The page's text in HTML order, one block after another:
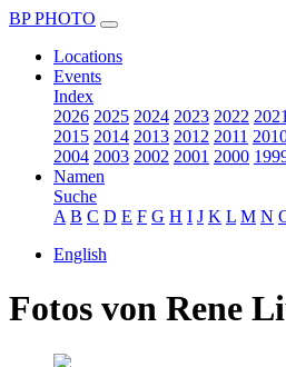
BP PHOTO
Locations
Events
Index
2026 2025 2024 2023 2022 2021
2015 2014 2013 2012 2011
2004 2003 2002 2001 2000
Namen
Suche
A B C D E F G H I J K L M N
English
Fotos von Rene